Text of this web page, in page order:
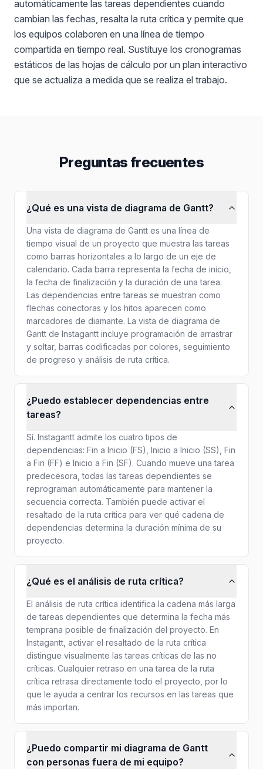
automáticamente las tareas dependientes cuando
cambian las fechas, resalta la ruta crítica y permite que
los equipos colaboren en una línea de tiempo
compartida en tiempo real. Sustituye los cronogramas
estáticos de las hojas de cálculo por un plan interactivo
que se actualiza a medida que se realiza el trabajo.
Preguntas frecuentes
¿Qué es una vista de diagrama de Gantt?
Una vista de diagrama de Gantt es una línea de
tiempo visual de un proyecto que muestra las tareas
como barras horizontales a lo largo de un eje de
calendario. Cada barra representa la fecha de inicio,
la fecha de finalización y la duración de una tarea.
Las dependencias entre tareas se muestran como
flechas conectoras y los hitos aparecen como
marcadores de diamante. La vista de diagrama de
Gantt de Instagantt incluye programación de arrastrar
y soltar, barras codificadas por colores, seguimiento
de progreso y análisis de ruta crítica.
¿Puedo establecer dependencias entre
tareas?
Sí. Instagantt admite los cuatro tipos de
dependencias: Fin a Inicio (FS), Inicio a Inicio (SS), Fin
a Fin (FF) e Inicio a Fin (SF). Cuando mueve una tarea
predecesora, todas las tareas dependientes se
reprograman automáticamente para mantener la
secuencia correcta. También puede activar el
resaltado de la ruta crítica para ver qué cadena de
dependencias determina la duración mínima de su
proyecto.
¿Qué es el análisis de ruta crítica?
El análisis de ruta crítica identifica la cadena más larga
de tareas dependientes que determina la fecha más
temprana posible de finalización del proyecto. En
Instagantt, activar el resaltado de la ruta crítica
distingue visualmente las tareas críticas de las no
críticas. Cualquier retraso en una tarea de la ruta
crítica retrasa directamente todo el proyecto, por lo
que le ayuda a centrar los recursos en las tareas que
más importan.
¿Puedo compartir mi diagrama de Gantt
con personas fuera de mi equipo?